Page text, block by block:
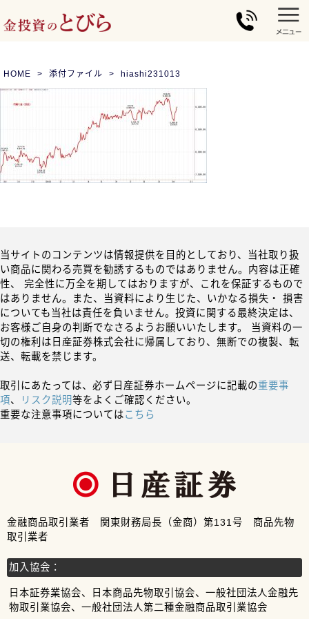
HOME 添付ファイル hiashi231013
当サイトのコンテンツは情報提供を目的としており、当社取り扱
い商品に関わる売買を勧誘するものではありません。内容は正確
性、 完全性に万全を期してはおりますが、これを保証するもので
はありません。また、当資料により生じた、いかなる損失・ 損害
についても当社は責任を負いません。投資に関する最終決定は、
お客様ご自身の判断でなさるようお願いいたします。 当資料の一
切の権利は日産証券株式会社に帰属しており、無断での複製、転
送、転載を禁じます。
取引にあたっては、必ず日産証券ホームページに記載の重要事
項、 リスク説明等をよくご確認ください。
重要な注意事項についてはこちら
金融商品取引業者 関東財務局長（金商）第131号 商品先物
取引業者
加入協会：
日本証券業協会、日本商品先物取引協会、一般社団法人金融先
物取引業協会、一般社団法人第二種金融商品取引業協会